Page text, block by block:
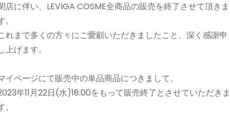
店に伴い、LEVIGA COSME全商品の販売を終了させて頂きま
。
れまで多くの方々にご愛顧いただきましたこと、深く感謝申
上げます。
イページにて販売中の単品商品につきまして、
年11月22日(水)18:00をもって販売終了とさせていただきま
。